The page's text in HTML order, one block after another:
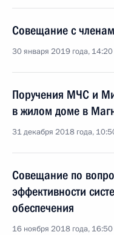
Совещание с
30 января 2019 года, 14:20
Поручения МЧС и
в жилом доме в
31 декабря 2018 года,
Совещание по
эффективности
обеспечения
16 ноября 2018 года, 16:50